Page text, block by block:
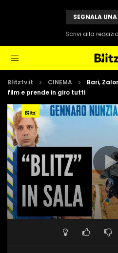
SEGNALA
Scrivi alla
Blitztv.it CINEMA
Bari,
film e prende in giro tutti